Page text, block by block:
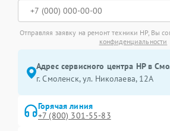
Отправляя заявку на ремонт техники HP, Вы
конфиденциальности
Адрес сервисного центра HP в
г. Смоленск, ул. Николаева, 12А
Горячая линия
+7 (800) 301-55-83